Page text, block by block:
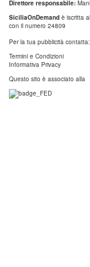
Direttore responsabile:
SiciliaOnDemand è iscritta al
con il numero 24809
Per la tua pubblicità contatta:
Termini e Condizioni
Informativa Privacy
Questo sito è associato alla